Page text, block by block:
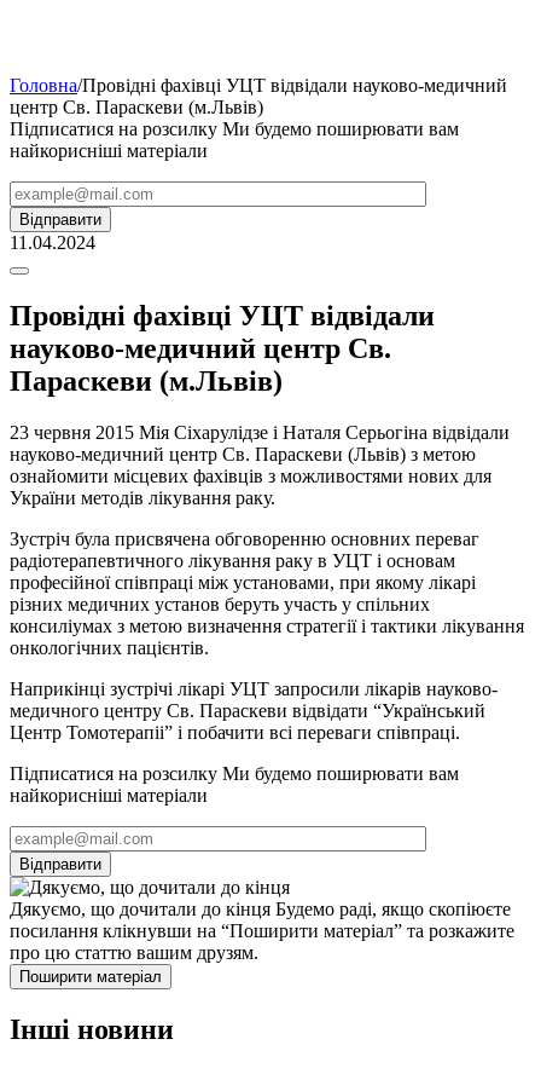
Головна/Провідні фахівці УЦТ відвідали науково-медичний
центр Св. Параскеви (м.Львів)
Підписатися на розсилку Ми будемо поширювати вам
найкорисніші матеріали
Alternative:
11.04.2024
Провідні фахівці УЦТ відвідали
науково-медичний центр Св.
Параскеви (м.Львів)
23 червня 2015 Мія Сіхарулідзе і Наталя Серьогіна відвідали
науково-медичний центр Св. Параскеви (Львів) з метою
ознайомити місцевих фахівців з можливостями нових для
України методів лікування раку.
Зустріч була присвячена обговоренню основних переваг
радіотерапевтичного лікування раку в УЦТ і основам
професійної співпраці між установами, при якому лікарі
різних медичних установ беруть участь у спільних
консиліумах з метою визначення стратегії і тактики лікування
онкологічних пацієнтів.
Наприкінці зустрічі лікарі УЦТ запросили лікарів науково-
медичного центру Св. Параскеви відвідати “Український
Центр Томотерапіі” і побачити всі переваги співпраці.
Підписатися на розсилку Ми будемо поширювати вам
найкорисніші матеріали
Alternative:
Дякуємо, що дочитали до кінця Будемо раді, якщо скопіюєте
посилання клікнувши на “Поширити матеріал” та розкажите
про цю статтю вашим друзям.
Поширити матеріал
Інші новини